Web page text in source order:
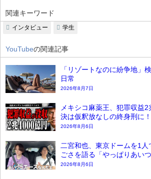
関連キーワード
インタビュー 学生
YouTubeの関連記事
「リゾートなのに紛争地」
日常
2026年8月7日
メキシコ麻薬王、犯罪収益
決は仮釈放なしの終身刑に！
2026年8月6日
二宮和也、東京ドームを1
ごさを語る「やっぱりあいつ
2026年8月6日